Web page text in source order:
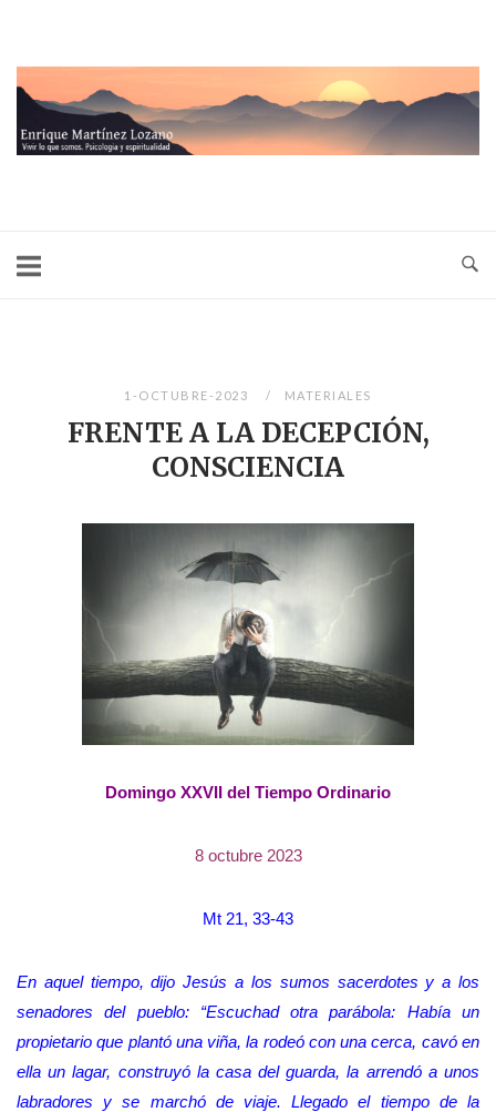
contenido
1-OCTUBRE-2023 MATERIALES
FRENTE A LA DECEPCIÓN,
CONSCIENCIA
Domingo XXVII del Tiempo Ordinario
8 octubre 2023
Mt 21, 33-43
En aquel tiempo, dijo Jesús a los sumos sacerdotes y a los
senadores del pueblo: “Escuchad otra parábola: Había un
propietario que plantó una viña, la rodeó con una cerca, cavó en
ella un lagar, construyó la casa del guarda, la arrendó a unos
labradores y se marchó de viaje. Llegado el tiempo de la